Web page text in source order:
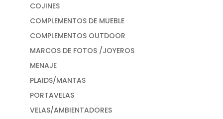
COJINES
COMPLEMENTOS DE MUEBLE
COMPLEMENTOS OUTDOOR
MARCOS DE FOTOS /JOYEROS
MENAJE
PLAIDS/MANTAS
PORTAVELAS
VELAS/AMBIENTADORES